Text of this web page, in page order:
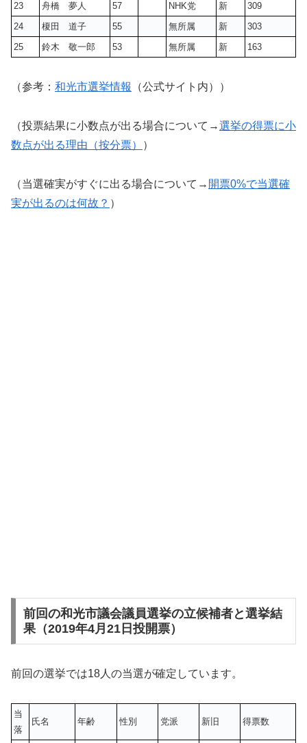
23
舟橋 夢人 57 NHK党 新
309
24
榎田 道子 55 無所属 新
303
25
鈴木 敬一郎 53 無所属 新 163
（参考： 和光市選挙情報 （公式サイト内））
（投票結果に小数点が出る場合について→選挙の得票に小
数点が出る理由（按分票）
）
（当選確実がすぐに出る場合について→ 開票0%で当選確
実が出るのは何故？ ）
前回の和光市議会議員選挙の立候補者と選挙結
果（2019年4月21日投開票）
前回の選挙では18人の当選が確定しています。
当
落
氏名 年齢 性別 党派 新旧 得票数